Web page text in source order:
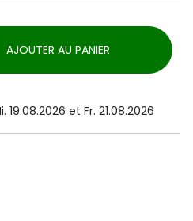
AJOUTER AU PANIER
et Fr. 21.08.2026